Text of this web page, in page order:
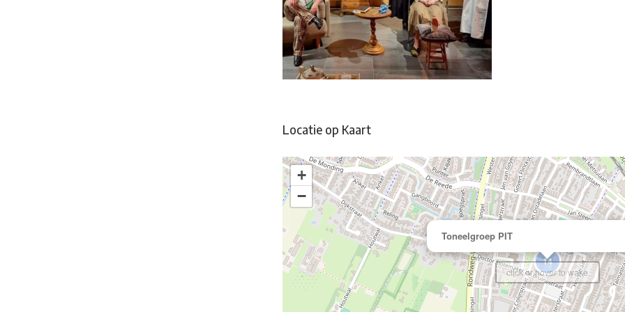
Locatie op Kaart
14
Toneelgroep PIT
+
−
click or hover to wake